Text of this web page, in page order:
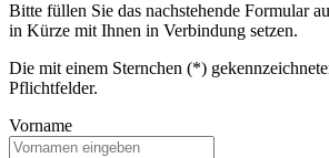
Bitte füllen Sie das nachstehende Formular
in Kürze mit Ihnen in Verbindung setzen.
Die mit einem Sternchen (*)
Pflichtfelder.
Vorname